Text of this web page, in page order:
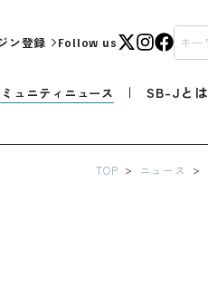
ン登録 Follow us
ミュニティニュース SB-Jとは
TOP ニュース